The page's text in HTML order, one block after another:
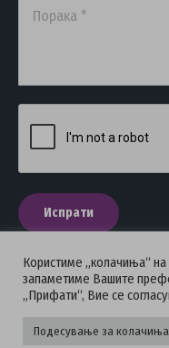
Порака *
Испрати
Стоматолошка комора
Користиме „колачиња“
запаметиме Вашите
„Прифати“, Вие се
Подесување за колачиња